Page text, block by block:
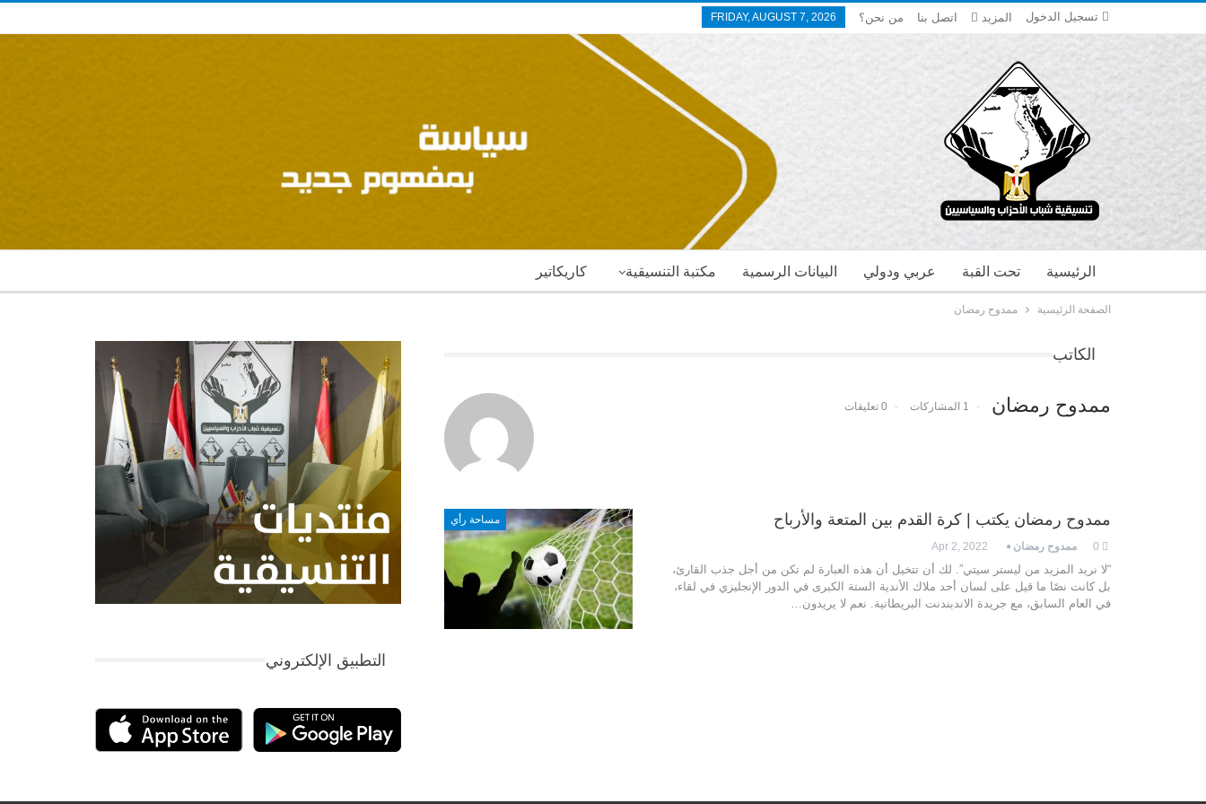
تسجيل الدخول FRIDAY, AUGUST 7, 2026 من نحن؟ اتصل بنا المزيد
كاريكاتير مكتبة التنسيقية البيانات الرسمية عربي ودولي تحت القبة الرئيسية
الصفحة الرئيسية ممدوح رمضان
الكاتب
ممدوح رمضان 1 المشاركات 0 تعليقات
مساحة رأي ممدوح رمضان يكتب | كرة القدم بين المتعة والأرباح
ممدوح رمضان Apr 2, 2022
“لا نريد المزيد من ليستر سيتي”. لك أن تتخيل أن هذه العبارة لم تكن من أجل جذب القارئ،
بل كانت نصًا ما قيل على لسان أحد ملاك الأندية الستة الكبرى في الدور الإنجليزي في لقاء،
في العام السابق، مع جريدة الاندبندنت البريطانية. نعم لا يريدون…
التطبيق الإلكتروني